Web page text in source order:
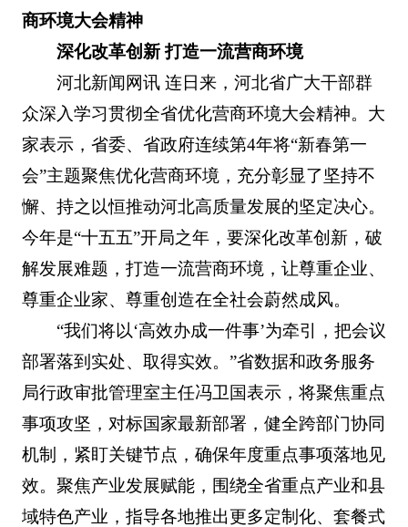
商环境大会精神
深化改革创新 打造一流营商环境
河北新闻网讯 连日来，河北省广大干部群
众深入学习贯彻全省优化营商环境大会精神。大
家表示，省委、省政府连续第4年将“新春第一
会”主题聚焦优化营商环境，充分彰显了坚持不
懈、持之以恒推动河北高质量发展的坚定决心。
今年是“十五五”开局之年，要深化改革创新，破
解发展难题，打造一流营商环境，让尊重企业、
尊重企业家、尊重创造在全社会蔚然成风。
“我们将以‘高效办成一件事’为牵引，把会议
部署落到实处、取得实效。”省数据和政务服务
局行政审批管理室主任冯卫国表示，将聚焦重点
事项攻坚，对标国家最新部署，健全跨部门协同
机制，紧盯关键节点，确保年度重点事项落地见
效。聚焦产业发展赋能，围绕全省重点产业和县
域特色产业，指导各地推出更多定制化、套餐式